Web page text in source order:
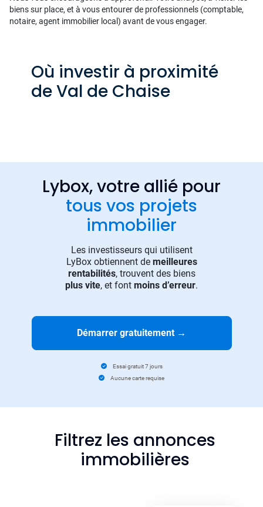
biens sur place, et à vous entourer de professionnels (comptable,
notaire, agent immobilier local) avant de vous engager.
Où investir à proximité
de Val de Chaise
Lybox, votre allié pour
tous vos projets
immobilier
Les investisseurs qui utilisent
LyBox obtiennent de meilleures
rentabilités, trouvent des biens
plus vite, et font moins d’erreur.
Démarrer gratuitement →
Essai gratuit 7 jours
Aucune carte requise
Filtrez les annonces
immobilières